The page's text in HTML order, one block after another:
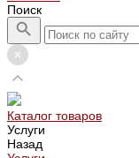
Поиск
Каталог товаров
Услуги
Назад